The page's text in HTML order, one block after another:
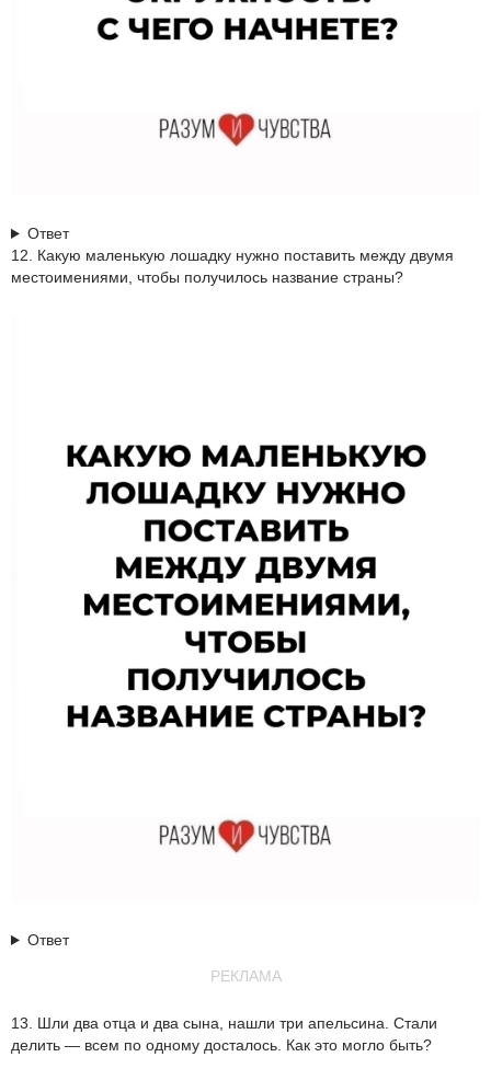
Ответ
12. Какую маленькую лошадку нужно поставить между двумя
местоимениями, чтобы получилось название страны?
Ответ
РЕКЛАМА
13. Шли два отца и два сына, нашли три апельсина. Стали
делить — всем по одному досталось. Как это могло быть?